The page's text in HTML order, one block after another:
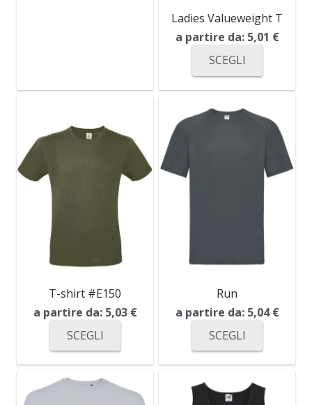
Ladies Valueweight T
a partire da: 5,01 €
SCEGLI
T-shirt #E150
a partire da: 5,03 €
SCEGLI
Run
a partire da: 5,04€
SCEGLI